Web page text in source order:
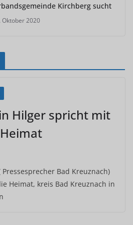
Kirchberg sucht
Oktober 2020
Hilger spricht mit
Bad Kreuznach)
Heimat, kreis Bad Kreuznach in